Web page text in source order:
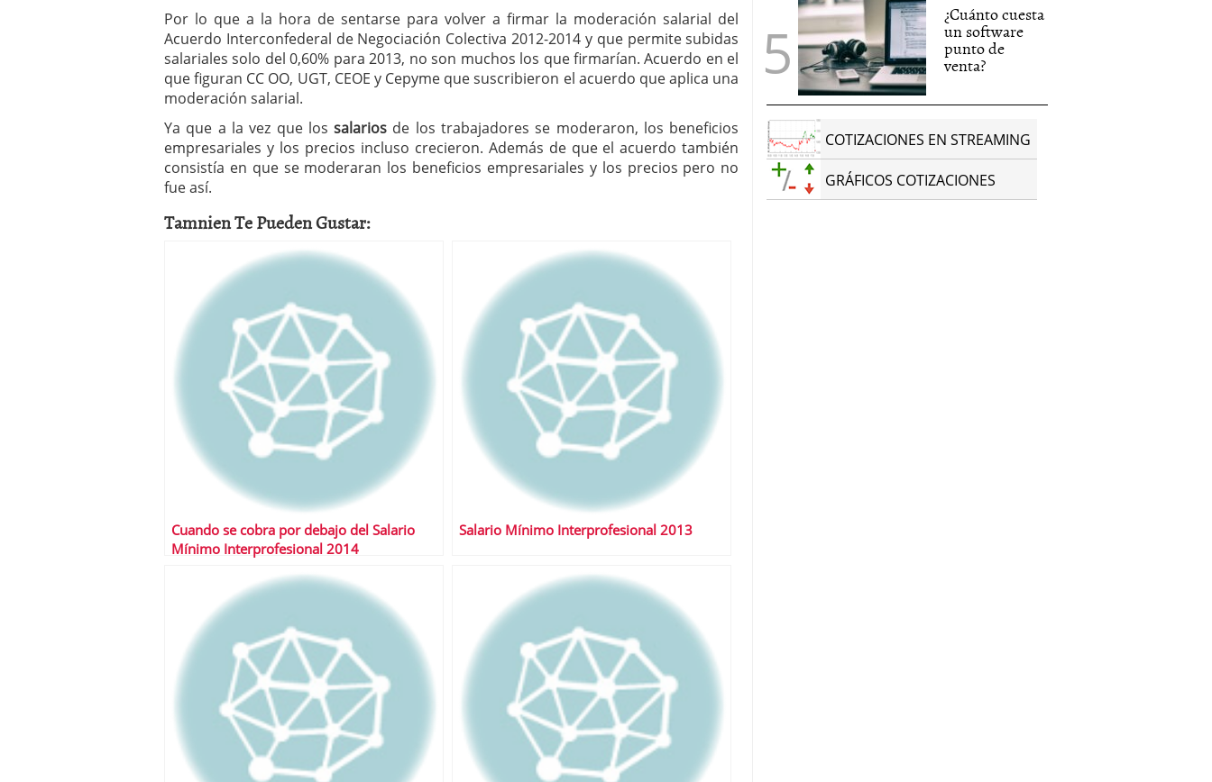
Por lo que a la hora de sentarse para volver a firmar la moderación salarial del
Acuerdo Interconfederal de Negociación Colectiva 2012-2014 y que permite subidas
salariales solo del 0,60% para 2013, no son muchos los que firmarían. Acuerdo en el
que figuran CC OO, UGT, CEOE y Cepyme que suscribieron el acuerdo que aplica una
moderación salarial.
Ya que a la vez que lossalarios de los trabajadores se moderaron, los beneficios
empresariales y los precios incluso crecieron. Además de que el acuerdo también
consistía en que se moderaran los beneficios empresariales y los precios pero no
fue así.
Tamnien Te Pueden Gustar:
Cuando se cobra por debajo del Salario
Mínimo Interprofesional 2014
Salario Mínimo Interprofesional 2013
¿Cuánto cuesta
un software
punto de
venta?
COTIZACIONES EN STREAMING
GRÁFICOS COTIZACIONES